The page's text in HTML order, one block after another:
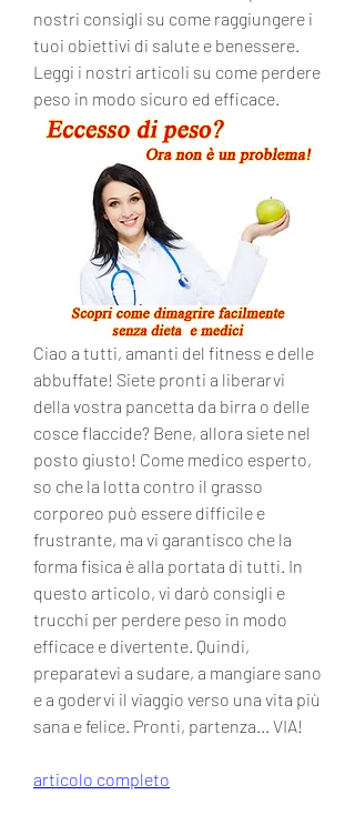
nostri consigli su come raggiungere i
tuoi obiettivi di salute e benessere.
Leggi i nostri articoli su come perdere
peso in modo sicuro ed efficace.
Ciao a tutti, amanti del fitness e delle
abbuffate! Siete pronti a liberarvi
della vostra pancetta da birra o delle
cosce flaccide? Bene, allora siete nel
posto giusto! Come medico esperto,
so che la lotta contro il grasso
corporeo può essere difficile e
frustrante, ma vi garantisco che la
forma fisica è alla portata di tutti. In
questo articolo, vi darò consigli e
trucchi per perdere peso in modo
efficace e divertente. Quindi,
preparatevi a sudare, a mangiare sano
e a godervi il viaggio verso una vita più
sana e felice. Pronti, partenza... VIA!
articolo completo